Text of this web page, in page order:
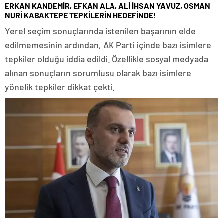
ERKAN KANDEMİR, EFKAN ALA, ALİ İHSAN YAVUZ, OSMAN
NURİ KABAKTEPE TEPKİLERİN HEDEFİNDE!
Yerel seçim sonuçlarında istenilen başarının elde
edilmemesinin ardından, AK Parti içinde bazı isimlere
tepkiler olduğu iddia edildi. Özellikle sosyal medyada
alınan sonuçların sorumlusu olarak bazı isimlere
yönelik tepkiler dikkat çekti.